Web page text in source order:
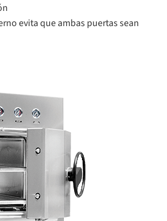
evita que ambas puertas sean